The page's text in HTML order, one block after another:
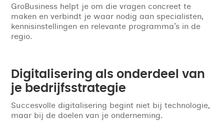
GroBusiness helpt je om die vragen concreet te
maken en verbindt je waar nodig aan specialisten,
kennisinstellingen en relevante programma’s in de
regio.
Digitalisering als onderdeel van
je bedrijfsstrategie
Succesvolle digitalisering begint niet bij technologie,
maar bij de doelen van je onderneming.